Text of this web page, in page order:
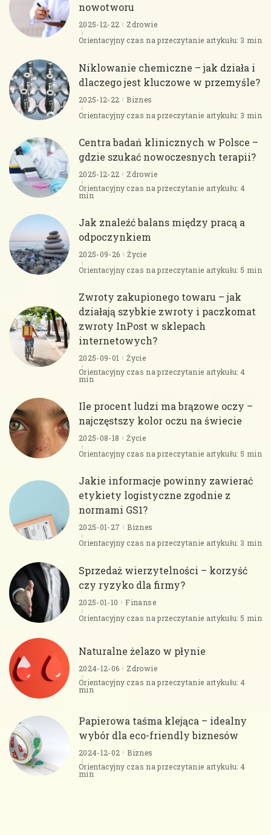
nowotworu
2025-12-22
Zdrowie
Orientacyjny czas na przeczytanie artykułu: 3 min
Niklowanie chemiczne – jak działa i
dlaczego jest kluczowe w przemyśle?
2025-12-22
Biznes
Orientacyjny czas na przeczytanie artykułu: 3 min
Centra badań klinicznych w Polsce –
gdzie szukać nowoczesnych terapii?
2025-12-22
Zdrowie
Orientacyjny czas na przeczytanie artykułu: 4
min
Jak znaleźć balans między pracą a
odpoczynkiem
2025-09-26
Życie
Orientacyjny czas na przeczytanie artykułu: 5 min
Zwroty zakupionego towaru – jak
działają szybkie zwroty i paczkomat
zwroty InPost w sklepach
internetowych?
2025-09-01
Życie
Orientacyjny czas na przeczytanie artykułu: 4
min
Ile procent ludzi ma brązowe oczy –
najczęstszy kolor oczu na świecie
2025-08-18
Życie
Orientacyjny czas na przeczytanie artykułu: 5 min
Jakie informacje powinny zawierać
etykiety logistyczne zgodnie z
normami GS1?
2025-01-27
Biznes
Orientacyjny czas na przeczytanie artykułu: 3 min
Sprzedaż wierzytelności – korzyść
czy ryzyko dla firmy?
2025-01-10
Finanse
Orientacyjny czas na przeczytanie artykułu: 5 min
Naturalne żelazo w płynie
2024-12-06
Zdrowie
Orientacyjny czas na przeczytanie artykułu: 4
min
Papierowa taśma klejąca – idealny
wybór dla eco-friendly biznesów
2024-12-02
Biznes
Orientacyjny czas na przeczytanie artykułu: 4
min